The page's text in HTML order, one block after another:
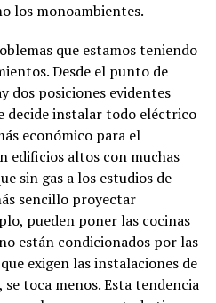
los monoambientes.
que estamos teniendo
Desde el punto de
dos posiciones evidentes
decide instalar todo eléctrico
económico para el
edificios altos con muchas
sin gas a los estudios de
sencillo proyectar
pueden poner las cocinas
están condicionados por las
exigen las instalaciones de
se toca menos. Esta tendencia